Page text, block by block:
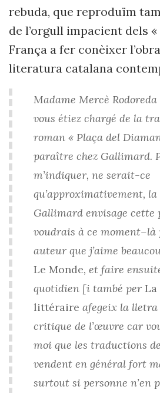
rebuda, que reproduïm
de l’orgull impacient dels
França a fer conèixer
literatura catalana
Madame Mercè Rodoreda
vous étiez chargé de la
roman « Plaça del
paraître chez Gallimard.
m’indiquer, ne serait-ce
qu’approximativement,
Gallimard envisage cette
voudrais à ce moment–là
auteur que j’aime
Le Monde, et faire
quotidien [i també per La
littéraire afegeix la lletra
critique de l’œuvre car
moi que les traductions
vendent en général fort
surtout si personne n’en